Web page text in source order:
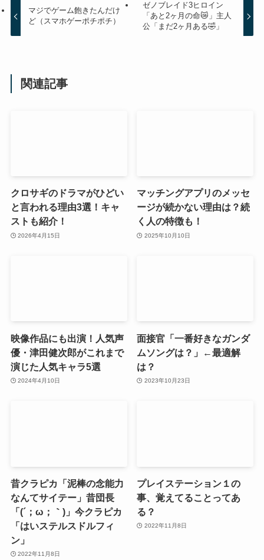
マジでゲーム飽きたんだけ
ど（スマホゲーポチポチ）
ゼノブレイド3ヒロイン
「あと2ヶ月の命😿」主人
公「まだ2ヶ月ある🤣」
関連記事
クロサギのドラマがひどい
と言われる理由3選！キャ
ストも紹介！
2026年4月15日
マッチングアプリのメッセ
ージが続かない理由は？続
く人の特徴も！
2025年10月10日
映像作品にも出演！人気声
優・津田健次郎がこれまで
演じた人気キャラ5選
2024年4月10日
面接官「一番好きなガンダ
ムソングは？」←最適解
は？
2023年10月23日
昔クラピカ「泥棒の念能力
なんてサイテー」昔団長
「(´；ω；｀)」今クラピカ
「はいステルスドルフィ
ン」
2022年11月8日
プレイステーション１の
事、覚えてることってあ
る？
2022年11月8日